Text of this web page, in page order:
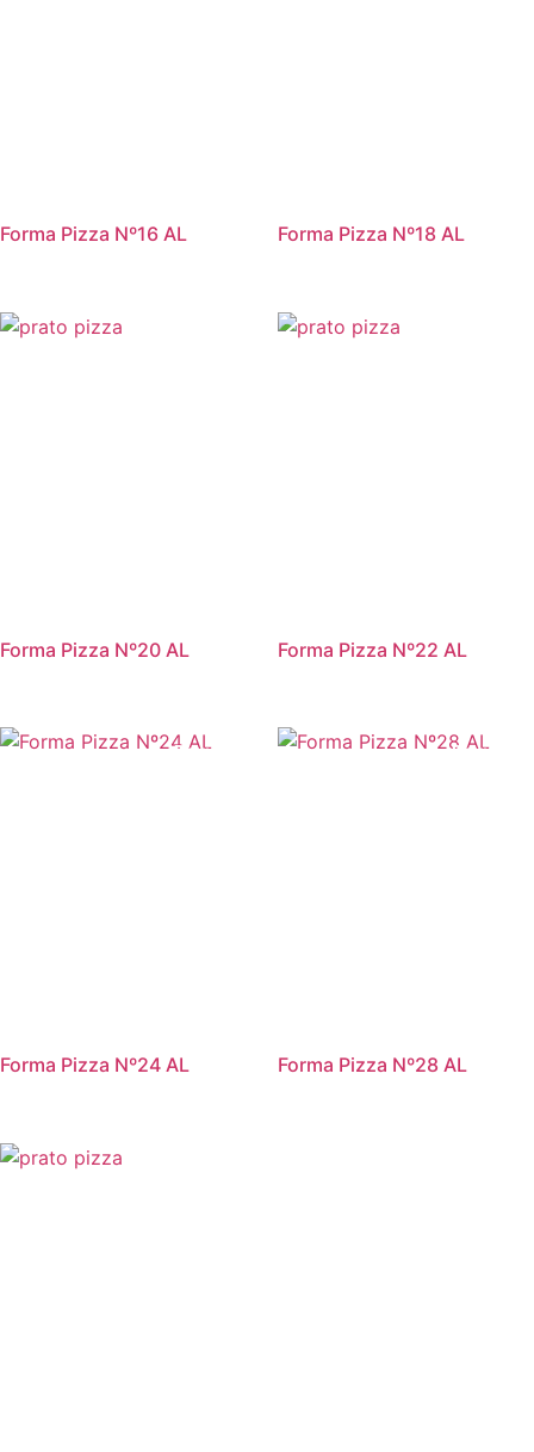
Forma Pizza Nº16 AL Forma Pizza Nº18 AL
Forma Pizza Nº20 AL Forma Pizza Nº22 AL
Promoção!
Forma Pizza Nº24 AL Forma Pizza Nº28 AL